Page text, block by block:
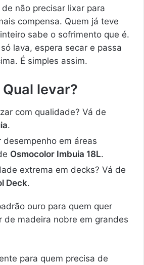
não precisar lixar para
compensa. Quem já teve
sabe o sofrimento que é.
lava, espera secar e passa
É simples assim.
levar?
com qualidade? Vá de
.
desempenho em áreas
Osmocolor Imbuia 18L.
extrema em decks? Vá de
Deck.
ouro para quem quer
de madeira nobre em grandes
para quem precisa de